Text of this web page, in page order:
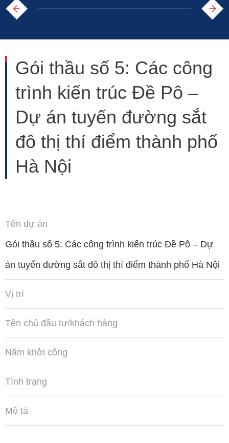
Gói thầu số 5: Các công
trình kiến trúc Đề Pô –
Dự án tuyến đường sắt
đô thị thí điểm thành phố
Hà Nội
Tên dự án
Gói thầu số 5: Các công trình kiến trúc Đề Pô – Dự
án tuyến đường sắt đô thị thí điểm thành phố Hà Nội
Vị trí
Tên chủ đầu tư/khách hàng
Năm khởi công
Tình trạng
Mô tả